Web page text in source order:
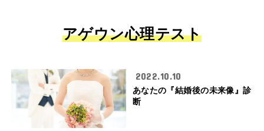
アゲウン心理テスト
2022.10.10
あなたの『結婚後の未来像』診
断